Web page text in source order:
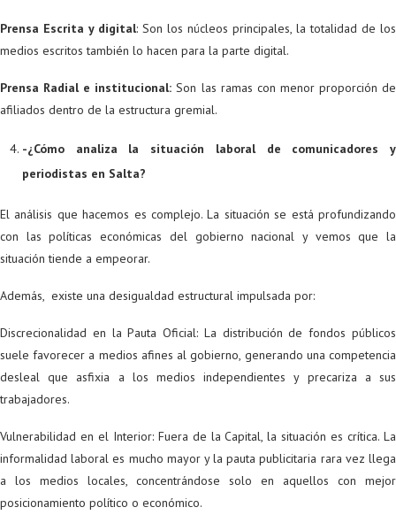
Prensa Escrita y digital: Son los núcleos principales, la totalidad de los
medios escritos también lo hacen para la parte digital.
Prensa Radial e institucional:Son las ramas con menor proporción de
afiliados dentro de la estructura gremial.
-¿Cómo analiza la situación laboral de comunicadores y
periodistas en Salta?
El análisis que hacemos es complejo. La situación se está profundizando
con las políticas económicas del gobierno nacional y vemos que la
situación tiende a empeorar.
Además, existe una desigualdad estructural impulsada por:
Discrecionalidad en la Pauta Oficial: La distribución de fondos públicos
suele favorecer a medios afines al gobierno, generando una competencia
desleal que asfixia a los medios independientes y precariza a sus
trabajadores.
Vulnerabilidad en el Interior: Fuera de la Capital, la situación es crítica. La
informalidad laboral es mucho mayor y la pauta publicitaria rara vez llega
a los medios locales, concentrándose solo en aquellos con mejor
posicionamiento político o económico.